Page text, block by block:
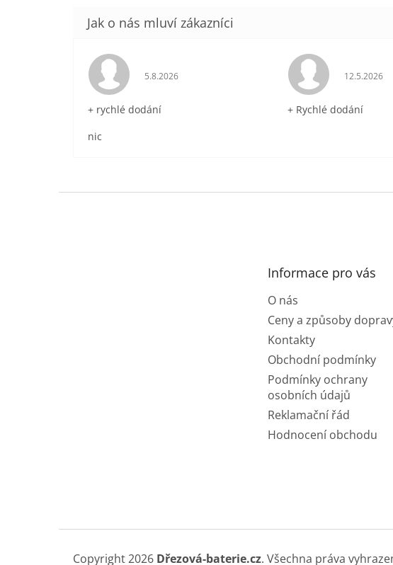
Hodnocení obchodu je 5 z 5 hvězdiček.
5.8.2026
+ rychlé dodání
nic
12.5.2026
+ Rychlé dodání
Informace pro vás
O nás
Ceny a způsoby
Kontakty
Obchodní podmínky
Podmínky ochrany
osobních údajů
Reklamační řád
Hodnocení obchodu
Copyright 2026 Dřezová-baterie.cz. Všechna práva